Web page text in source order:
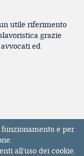
utile riferimento
grazie
ed
n° 131131e per
all’uso dei cookie.